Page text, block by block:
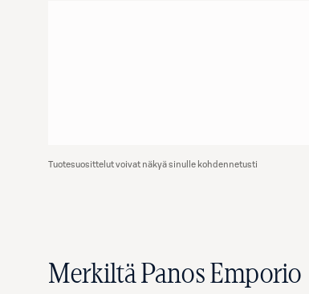
Tuotesuosittelut voivat näkyä sinulle kohdennetusti
Merkiltä Panos Emporio